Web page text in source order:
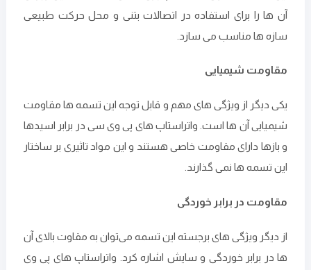
آن ها را برای استفاده در اتصالات بتنی و محل حرکت طبیعی
سازه ها مناسب می سازد.
مقاومت شیمیایی
یکی دیگر از ویژگی های مهم و قابل توجه این تسمه ها مقاومت
شیمیایی آن ها است. واتراستاپ های پی وی سی در برابر اسیدها
و بازها دارای مقاومت خاصی هستند و این مواد تاثیری بر ساختار
این تسمه ها نمی گذارند.
مقاومت در برابر خوردگی
از دیگر ویژگی های برجسته این تسمه می‌توان به مقاوت بالای آن‌
ها در برابر خوردگی و سایش اشاره کرد. واتراستاپ‌ های پی وی